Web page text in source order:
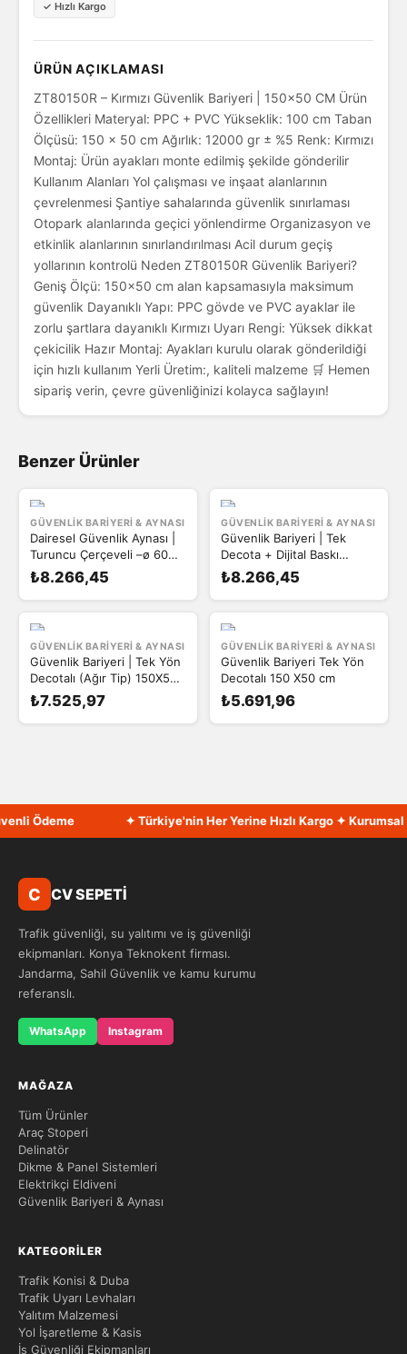
✓ Hızlı Kargo
ÜRÜN AÇIKLAMASI
ZT80150R – Kırmızı Güvenlik Bariyeri | 150x50 CM Ürün
Özellikleri Materyal: PPC + PVC Yükseklik: 100 cm Taban
Ölçüsü: 150 × 50 cm Ağırlık: 12000 gr ± %5 Renk: Kırmızı
Montaj: Ürün ayakları monte edilmiş şekilde gönderilir
Kullanım Alanları Yol çalışması ve inşaat alanlarının
çevrelenmesi Şantiye sahalarında güvenlik sınırlaması
Otopark alanlarında geçici yönlendirme Organizasyon ve
etkinlik alanlarının sınırlandırılması Acil durum geçiş
yollarının kontrolü Neden ZT80150R Güvenlik Bariyeri?
Geniş Ölçü: 150x50 cm alan kapsamasıyla maksimum
güvenlik Dayanıklı Yapı: PPC gövde ve PVC ayaklar ile
zorlu şartlara dayanıklı Kırmızı Uyarı Rengi: Yüksek dikkat
çekicilik Hazır Montaj: Ayakları kurulu olarak gönderildiği
için hızlı kullanım Yerli Üretim:, kaliteli malzeme 🛒 Hemen
sipariş verin, çevre güvenliğinizi kolayca sağlayın!
Benzer Ürünler
GÜVENLIK BARIYERI & AYNASI
Dairesel Güvenlik Aynası |
Turuncu Çerçeveli –ø 60
cm
₺8.266,45
GÜVENLIK BARIYERI & AYNASI
Güvenlik Bariyeri | Tek
Decota + Dijital Baskı
150X50 cm
₺8.266,45
GÜVENLIK BARIYERI & AYNASI
Güvenlik Bariyeri | Tek Yön
Decotalı (Ağır Tip) 150X50
cm
₺7.525,97
GÜVENLIK BARIYERI & AYNASI
Güvenlik Bariyeri Tek Yön
Decotalı 150 X50 cm
₺5.691,96
Ödeme ✦ Türkiye'nin Her Yerine Hızlı Kargo ✦ Kurumsal
C CV SEPETİ
Trafik güvenliği, su yalıtımı ve iş güvenliği
ekipmanları. Konya Teknokent firması.
Jandarma, Sahil Güvenlik ve kamu kurumu
referanslı.
WhatsApp Instagram
MAĞAZA
Tüm Ürünler
Araç Stoperi
Delinatör
Dikme & Panel Sistemleri
Elektrikçi Eldiveni
Güvenlik Bariyeri & Aynası
KATEGORILER
Trafik Konisi & Duba
Trafik Uyarı Levhaları
Yalıtım Malzemesi
Yol İşaretleme & Kasis
İş Güvenliği Ekipmanları